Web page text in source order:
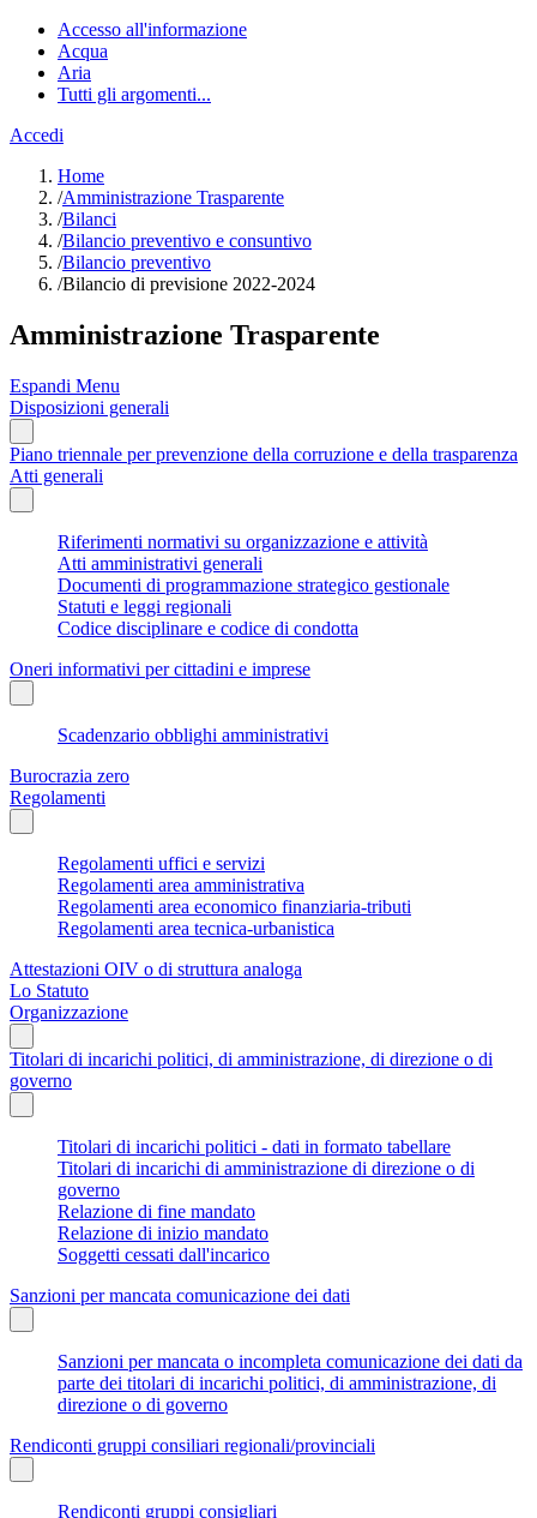
Accesso all'informazione
Acqua
Aria
Tutti gli argomenti...
Accedi
Home
/Amministrazione Trasparente
/Bilanci
/Bilancio preventivo e consuntivo
/Bilancio preventivo
/Bilancio di previsione 2022-2024
Amministrazione Trasparente
Espandi Menu
Disposizioni generali
Piano triennale per prevenzione della corruzione e della trasparenza
Atti generali
Riferimenti normativi su organizzazione e attività
Atti amministrativi generali
Documenti di programmazione strategico gestionale
Statuti e leggi regionali
Codice disciplinare e codice di condotta
Oneri informativi per cittadini e imprese
Scadenzario obblighi amministrativi
Burocrazia zero
Regolamenti
Regolamenti uffici e servizi
Regolamenti area amministrativa
Regolamenti area economico finanziaria-tributi
Regolamenti area tecnica-urbanistica
Attestazioni OIV o di struttura analoga
Lo Statuto
Organizzazione
Titolari di incarichi politici, di amministrazione, di direzione o di
governo
Titolari di incarichi politici - dati in formato tabellare
Titolari di incarichi di amministrazione di direzione o di
governo
Relazione di fine mandato
Relazione di inizio mandato
Soggetti cessati dall'incarico
Sanzioni per mancata comunicazione dei dati
Sanzioni per mancata o incompleta comunicazione dei dati da
parte dei titolari di incarichi politici, di amministrazione, di
direzione o di governo
Rendiconti gruppi consiliari regionali/provinciali
Rendiconti gruppi consigliari